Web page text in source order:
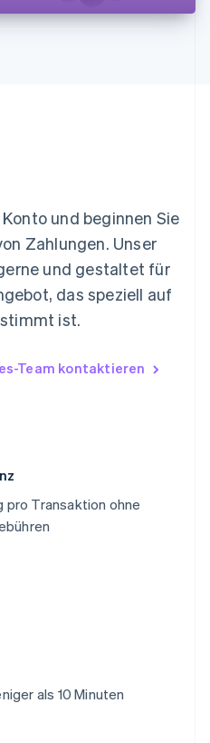
und beginnen Sie
Zahlungen. Unser
und gestaltet für
das speziell auf
ist.
Team kontaktieren
Transaktion ohne
als 10 Minuten
Hongkong,